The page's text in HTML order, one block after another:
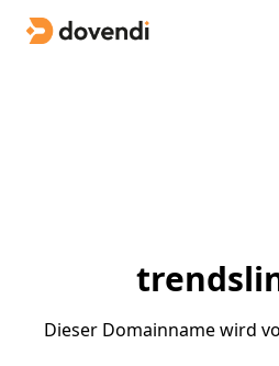
Dieser Domainname wird